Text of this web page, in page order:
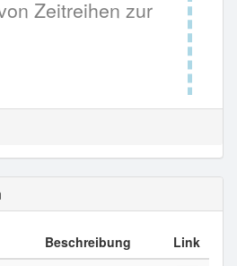
Zeitreihen zur
Beschreibung Link